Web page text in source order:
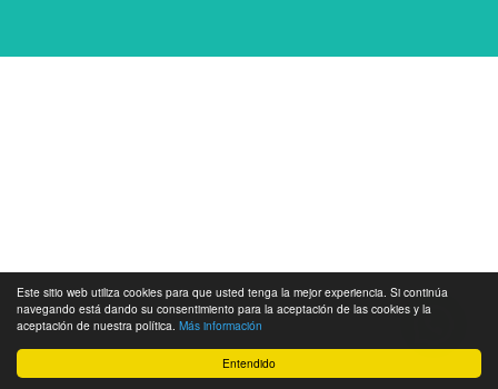
Entendido
Este sitio web utiliza cookies para que usted tenga la mejor experiencia. Si continúa
navegando está dando su consentimiento para la aceptación de las cookies y la
aceptación de nuestra política. Más información